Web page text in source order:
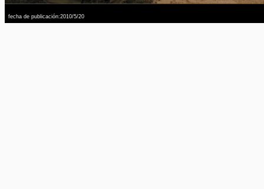
fecha de publicación:2010/5/20